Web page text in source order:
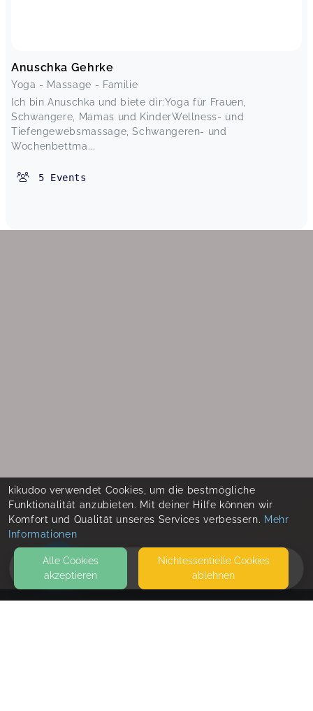
HOME
Anuschka Gehrke
Yoga - Massage - Familie
Ich bin Anuschka und biete dir:Yoga für Frauen,
Schwangere, Mamas und KinderWellness- und
Tiefengewebsmassage, Schwangeren- und
Wochenbettma...
5 Events
kikudoo verwendet Cookies, um die bestmögliche
Funktionalität anzubieten. Mit deiner Hilfe können wir
Komfort und Qualität unseres Services verbessern. Mehr
Informationen
Alle Cookies
akzeptieren
Nicht­essentielle Cookies
ablehnen